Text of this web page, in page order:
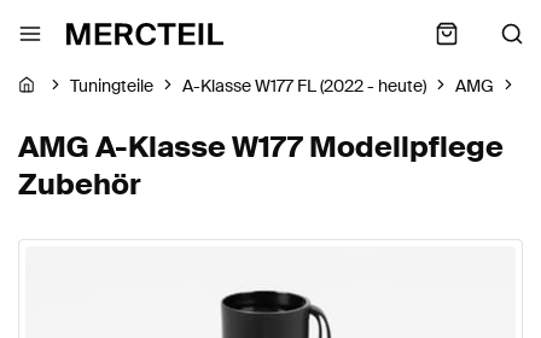
Tuningteile A-Klasse W177 FL (2022 - heute) AMG
AMG A-Klasse W177 Modellpflege
Zubehör